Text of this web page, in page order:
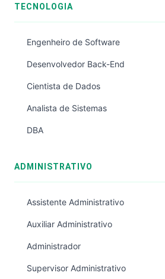
TECNOLOGIA
Engenheiro de Software
Desenvolvedor Back-End
Cientista de Dados
Analista de Sistemas
DBA
ADMINISTRATIVO
Assistente Administrativo
Auxiliar Administrativo
Administrador
Supervisor Administrativo